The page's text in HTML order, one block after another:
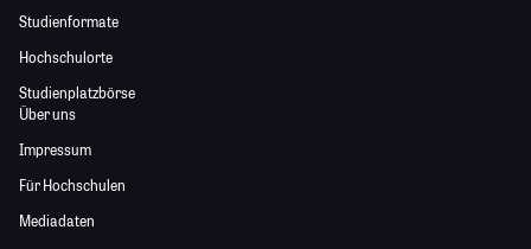
Studienformate
Hochschulorte
Studienplatzbörse
Über uns
Impressum
Für Hochschulen
Mediadaten